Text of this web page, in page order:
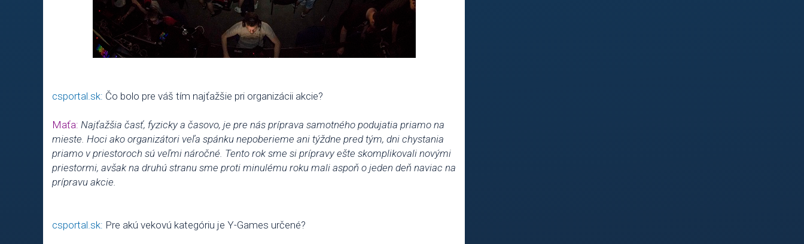
csportal.sk: Čo bolo pre váš tím najťažšie pri organizácii akcie?
Maťa: Najťažšia časť, fyzicky a časovo, je pre nás príprava samotného podujatia priamo na
mieste. Hoci ako organizátori veľa spánku nepoberieme ani týždne pred tým, dni chystania
priamo v priestoroch sú veľmi náročné. Tento rok sme si prípravy ešte skomplikovali novými
priestormi, avšak na druhú stranu sme proti minulému roku mali aspoň o jeden deň naviac na
prípravu akcie.
csportal.sk: Pre akú vekovú kategóriu je Y-Games určené?